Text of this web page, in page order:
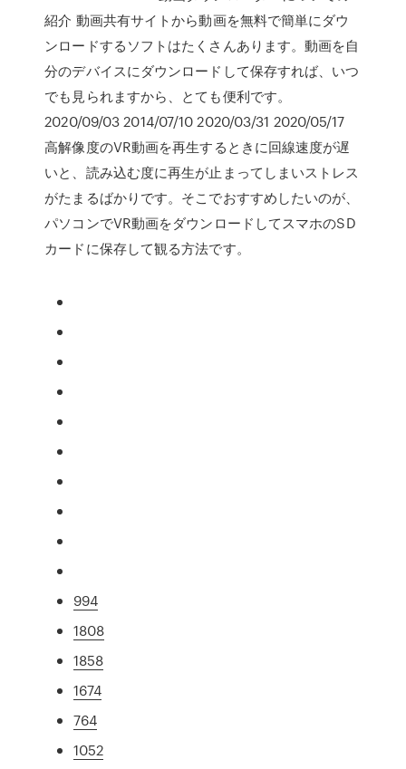
紹介 動画共有サイトから動画を無料で簡単にダウ
ンロードするソフトはたくさんあります。動画を自
分のデバイスにダウンロードして保存すれば、いつ
でも見られますから、とても便利です。
2020/09/03 2014/07/10 2020/03/31 2020/05/17
高解像度のVR動画を再生するときに回線速度が遅
いと、読み込む度に再生が止まってしまいストレス
がたまるばかりです。そこでおすすめしたいのが、
パソコンでVR動画をダウンロードしてスマホのSD
カードに保存して観る方法です。
994
1808
1858
1674
764
1052